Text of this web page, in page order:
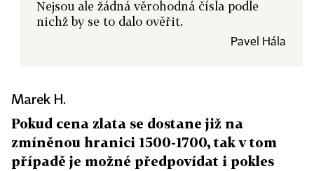
Nejsou ale žádná věrohodná čísla podle
nichž by se to dalo ověřit.
Pavel Hála
Marek H.
Pokud cena zlata se dostane již na
zmíněnou hranici 1500-1700, tak v tom
případě je možné předpovídat i pokles